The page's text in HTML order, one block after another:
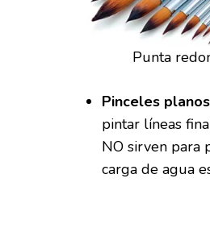
Punta
Pinceles
pintar líneas
NO sirven para
carga de agua